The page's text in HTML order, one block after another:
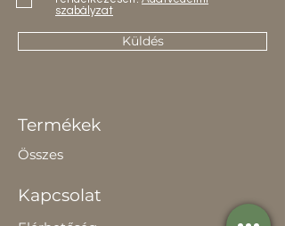
szabályzat
Küldés
Termékek
Összes
Kapcsolat